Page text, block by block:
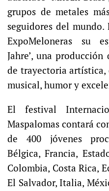
grupos de metales
seguidores del
ExpoMeloneras su
Jahre’, una
de trayectoria
musical, humor y
El festival
Maspalomas contará
de 400 jóvenes
Bélgica, Francia,
Colombia, Costa Rica,
El Salvador, Italia,